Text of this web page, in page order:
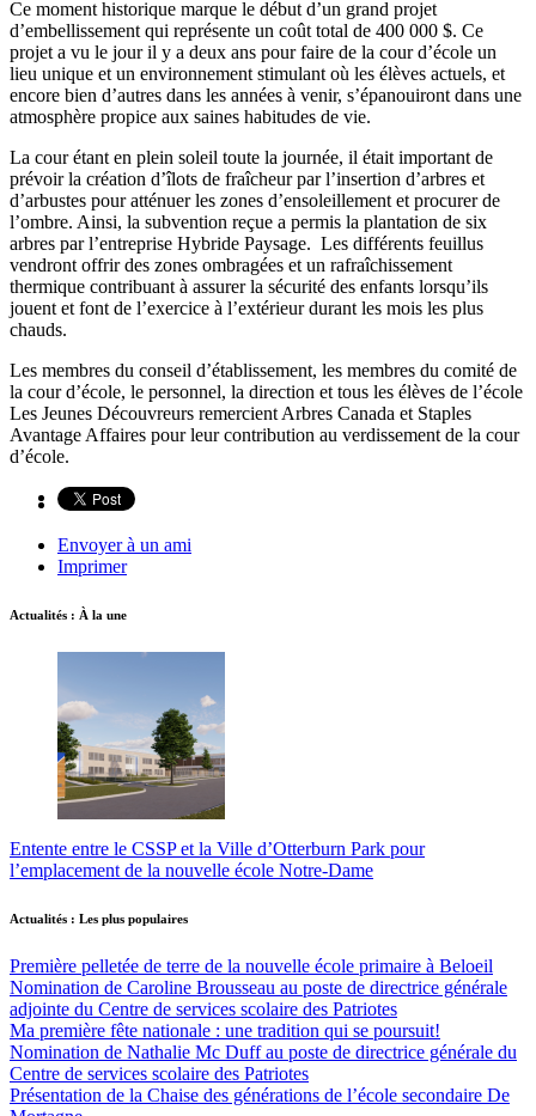
Ce moment historique marque le début d’un grand projet
d’embellissement qui représente un coût total de 400 000 $. Ce
projet a vu le jour il y a deux ans pour faire de la cour d’école un
lieu unique et un environnement stimulant où les élèves actuels, et
encore bien d’autres dans les années à venir, s’épanouiront dans une
atmosphère propice aux saines habitudes de vie.
La cour étant en plein soleil toute la journée, il était important de
prévoir la création d’îlots de fraîcheur par l’insertion d’arbres et
d’arbustes pour atténuer les zones d’ensoleillement et procurer de
l’ombre. Ainsi, la subvention reçue a permis la plantation de six
arbres par l’entreprise Hybride Paysage. Les différents feuillus
vendront offrir des zones ombragées et un rafraîchissement
thermique contribuant à assurer la sécurité des enfants lorsqu’ils
jouent et font de l’exercice à l’extérieur durant les mois les plus
chauds.
Les membres du conseil d’établissement, les membres du comité de
la cour d’école, le personnel, la direction et tous les élèves de l’école
Les Jeunes Découvreurs remercient Arbres Canada et Staples
Avantage Affaires pour leur contribution au verdissement de la cour
d’école.
Envoyer à un ami
Imprimer
Actualités : À la une
Entente entre le CSSP et la Ville d’Otterburn Park pour
l’emplacement de la nouvelle école Notre-Dame
Actualités : Les plus populaires
Première pelletée de terre de la nouvelle école primaire à Beloeil
Nomination de Caroline Brousseau au poste de directrice générale
adjointe du Centre de services scolaire des Patriotes
Ma première fête nationale : une tradition qui se poursuit!
Nomination de Nathalie Mc Duff au poste de directrice générale du
Centre de services scolaire des Patriotes
Présentation de la Chaise des générations de l’école secondaire De